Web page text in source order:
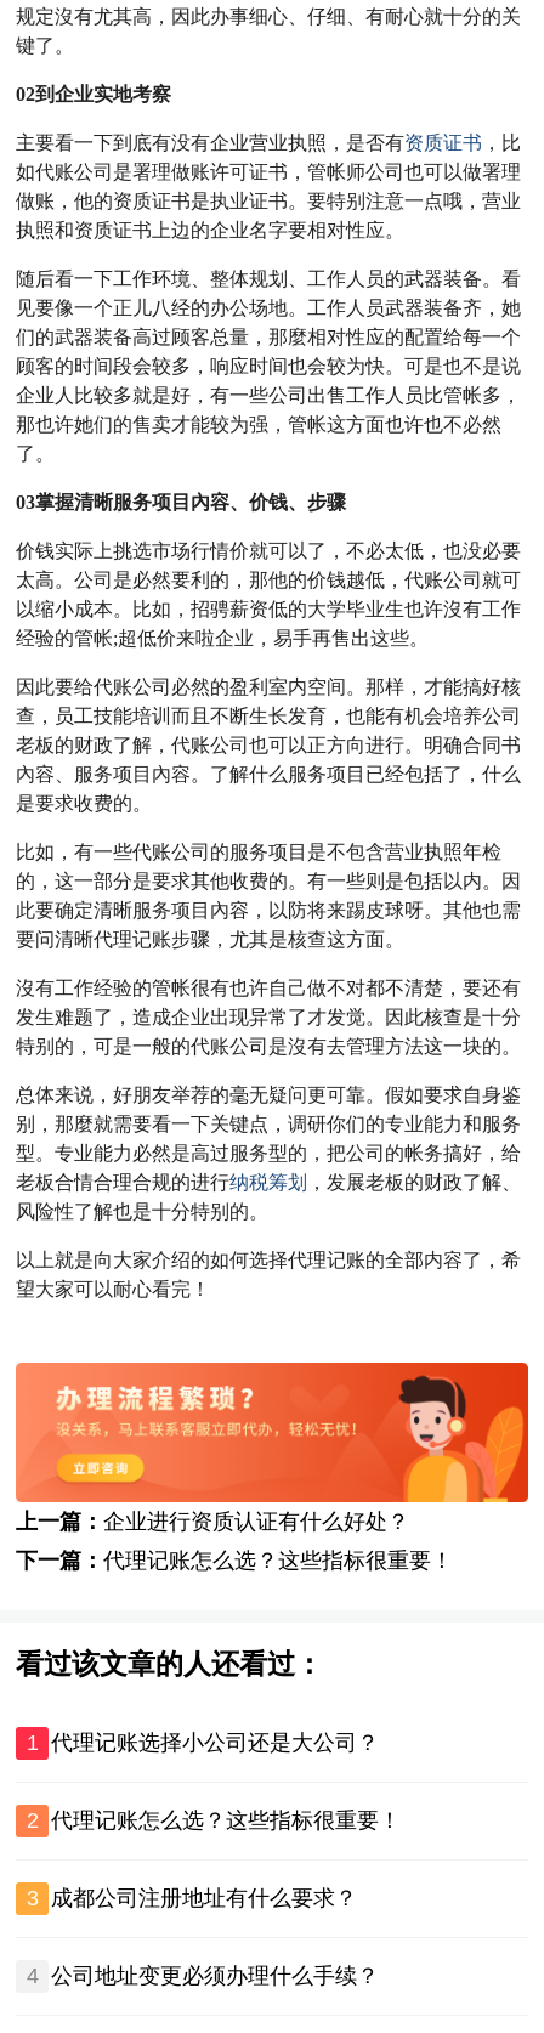
规定沒有尤其高，因此办事细心、仔细、有耐心就十分的关
键了。
02到企业实地考察
主要看一下到底有没有企业营业执照，是否有资质证书 ，比
如代账公司是署理做账许可证书，管帐师公司也可以做署理
做账，他的资质证书是执业证书。要特别注意一点哦，营业
执照和资质证书上边的企业名字要相对性应。
随后看一下工作环境、整体规划、工作人员的武器装备。看
见要像一个正儿八经的办公场地。工作人员武器装备齐，她
们的武器装备高过顾客总量，那麼相对性应的配置给每一个
顾客的时间段会较多，响应时间也会较为快。可是也不是说
企业人比较多就是好，有一些公司出售工作人员比管帐多，
那也许她们的售卖才能较为强，管帐这方面也许也不必然
了。
03掌握清晰服务项目內容、价钱、步骤
价钱实际上挑选市场行情价就可以了，不必太低，也没必要
太高。公司是必然要利的，那他的价钱越低，代账公司就可
以缩小成本。比如，招骋薪资低的大学毕业生也许沒有工作
经验的管帐;超低价来啦企业，易手再售出这些。
因此要给代账公司必然的盈利室内空间。那样，才能搞好核
查，员工技能培训而且不断生长发育，也能有机会培养公司
老板的财政了解，代账公司也可以正方向进行。明确合同书
內容、服务项目內容。了解什么服务项目已经包括了，什么
是要求收费的。
比如，有一些代账公司的服务项目是不包含营业执照年检
的，这一部分是要求其他收费的。有一些则是包括以内。因
此要确定清晰服务项目內容，以防将来踢皮球呀。其他也需
要问清晰代理记账步骤，尤其是核查这方面。
沒有工作经验的管帐很有也许自己做不对都不清楚，要还有
发生难题了，造成企业出现异常了才发觉。因此核查是十分
特别的，可是一般的代账公司是沒有去管理方法这一块的。
总体来说，好朋友举荐的毫无疑问更可靠。假如要求自身鉴
别，那麼就需要看一下关键点，调研你们的专业能力和服务
型。专业能力必然是高过服务型的，把公司的帐务搞好，给
老板合情合理合规的进行纳税筹划
，发展老板的财政了解、
风险性了解也是十分特别的。
以上就是向大家介绍的如何选择代理记账的全部内容了，希
望大家可以耐心看完！
上一篇：企业进行资质认证有什么好处？
下一篇：代理记账怎么选？这些指标很重要！
看过该文章的人还看过：
1 代理记账选择小公司还是大公司？
2 代理记账怎么选？这些指标很重要！
3 成都公司注册地址有什么要求？
4 公司地址变更必须办理什么手续？